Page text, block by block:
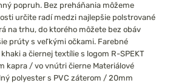
popruh. Bez preháňania môžeme
určite radí medzi najlepšie polstrované
na trhu, do ktorého môžete bez obáv
prúty s veľkými očkami. Farebné
a čiernej textílie s logom R-SPEKT
kapra / vo vnútri čierne Materiálové
polyester s PVC záterom / 20mm